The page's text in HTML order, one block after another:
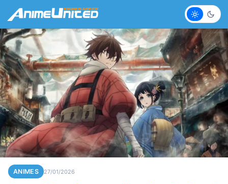
Claro
ANIMES 27/01/2026